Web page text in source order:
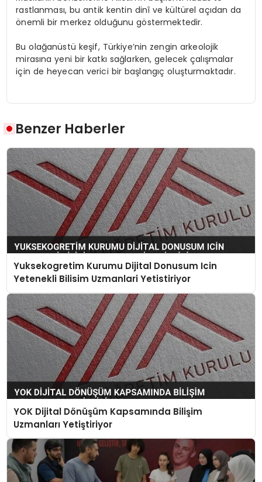
rastlanması, bu antik kentin dinî ve kültürel açıdan da
önemli bir merkez olduğunu göstermektedir.
Bu olağanüstü keşif, Türkiye’nin zengin arkeolojik
mirasına yeni bir katkı sağlarken, gelecek çalışmalar
için de heyecan verici bir başlangıç oluşturmaktadır.
Benzer Haberler
Yuksekogretim Kurumu Dijital Donusum Icin
Yetenekli Bilisim Uzmanlari Yetistiriyor
YOK Dijital Dönüşüm Kapsamında Bilişim
Uzmanları Yetiştiriyor